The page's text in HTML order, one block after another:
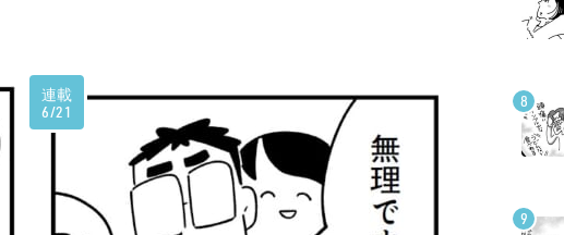
連載
6/21